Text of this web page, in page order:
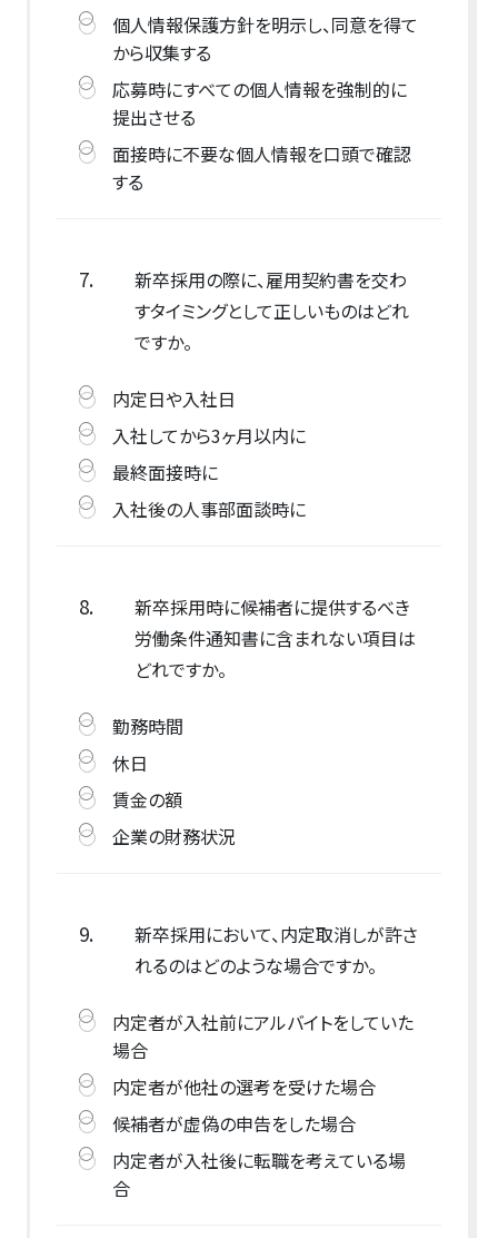
個人情報保護方針を明示し、同意を得て
から収集する
応募時にすべての個人情報を強制的に
提出させる
面接時に不要な個人情報を口頭で確認
する
7.
新卒採用の際に、雇用契約書を交わ
すタイミングとして正しいものはどれ
ですか。
内定日や入社日
入社してから3ヶ月以内に
最終面接時に
入社後の人事部面談時に
8.
新卒採用時に候補者に提供するべき
労働条件通知書に含まれない項目は
どれですか。
勤務時間
休日
賃金の額
企業の財務状況
9.
新卒採用において、内定取消しが許さ
れるのはどのような場合ですか。
内定者が入社前にアルバイトをしていた
場合
内定者が他社の選考を受けた場合
候補者が虚偽の申告をした場合
内定者が入社後に転職を考えている場
合